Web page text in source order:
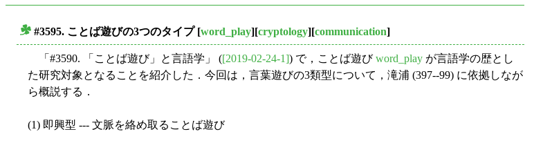
#3595. ことば遊びの3つのタイプ[word_play][cryptology][communication]
「#3590. 「ことば遊び」と言語学」 ([2019-02-24-1]) で，ことば遊びword_play が言語学の歴とし
た研究対象となることを紹介した．今回は，言葉遊びの3類型について，滝浦 (397--99) に依拠しなが
ら概説する．
(1) 即興型 --- 文脈を絡め取ることば遊び